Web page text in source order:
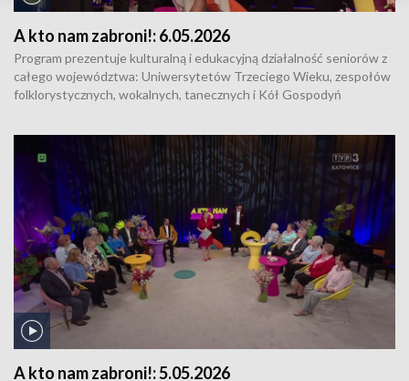
A kto nam zabroni!:6.05.2026
Program prezentuje kulturalną i edukacyjną działalność seniorów z
całego województwa: Uniwersytetów Trzeciego Wieku, zespołów
folklorystycznych, wokalnych, tanecznych i Kół Gospodyń
wokalistami śpiewają również znane i lubiane piosenki.
A kto nam zabroni!:5.05.2026